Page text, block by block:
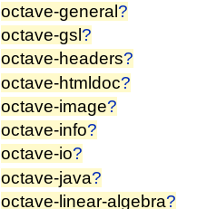
octave-general?
octave-gsl ?
octave-headers?
octave-htmldoc?
octave-image?
octave-info?
octave-io?
octave-java?
octave-linear-algebra?